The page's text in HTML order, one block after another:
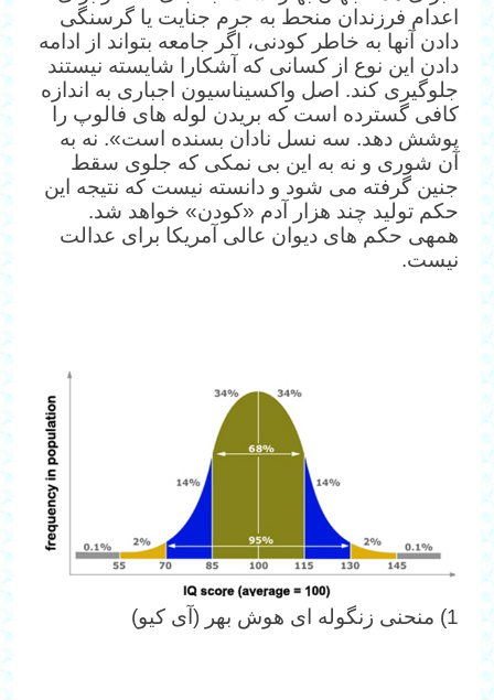
اعدام فرزندان منحط به جرم جنایت یا گرسنگی
دادن آنها به خاطر کودنی، اگر جامعه بتواند از ادامه
دادن این نوع از کسانی که آشکارا شایسته نیستند
جلوگیری کند. اصل واکسیناسیون اجباری به اندازه
کافی گسترده است که بریدن لوله های فالوپ را
پوشش دهد. سه نسل نادان بسنده است». نه به
آن شوری و نه به این بی نمکی که جلوی سقط
جنین گرفته می شود و دانسته نیست که نتیجه این
حکم تولید چند هزار آدم «کودن» خواهد شد.
همه‎ی حکم های دیوان عالی آمریکا برای عدالت
نیست.
1) منحنی زنگوله ای هوش بهر (آی کیو)‎